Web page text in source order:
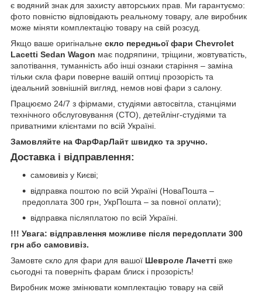
є водяний знак для захисту авторських прав. Ми гарантуємо:
фото повністю відповідають реальному товару, але виробник
може міняти комплектацію товару на свій розсуд.
Якщо ваше оригінальне скло передньої фари Chevrolet
Lacetti Sedan Wagon має подряпини, тріщини, жовтуватість,
запотівання, туманність або інші ознаки старіння – заміна
тільки скла фари поверне вашій оптиці прозорість та
ідеальний зовнішній вигляд, немов нові фари з салону.
Працюємо 24/7 з фірмами, студіями автосвітла, станціями
технічного обслуговування (СТО), детейлінг-студіями та
приватними клієнтами по всій Україні.
Замовляйте на ФарФарЛайт швидко та зручно.
Доставка і відправлення:
самовивіз у Києві;
відправка поштою по всій Україні (НоваПошта –
предоплата 300 грн, УкрПошта – за повної оплати);
відправка післяплатою по всій Україні.
!!! Увага: відправлення можливе після передоплати 300
грн або самовивіз.
Замовте скло для фари для вашої Шевроле Лачетті вже
сьогодні та поверніть фарам блиск і прозорість!
Виробник може змінювати комплектацію товару на свій